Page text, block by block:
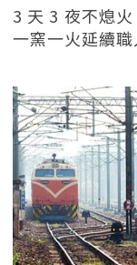
3 天 3 夜不熄
一窯一火延續